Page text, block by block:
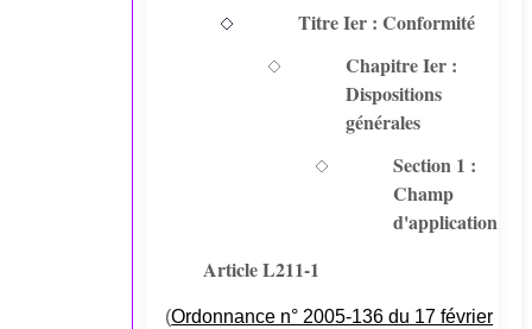
Titre Ier : Conformité
Chapitre Ier :
Dispositions
générales
Section 1 :
Champ
d'application
Article L211-1
(Ordonnance n° 2005-136 du 17 février